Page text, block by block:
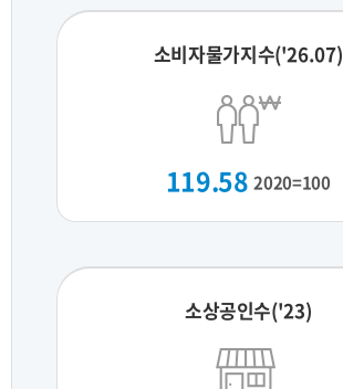
소비자물가지수('26.07)
119.58 2020=100
소상공인수('23)